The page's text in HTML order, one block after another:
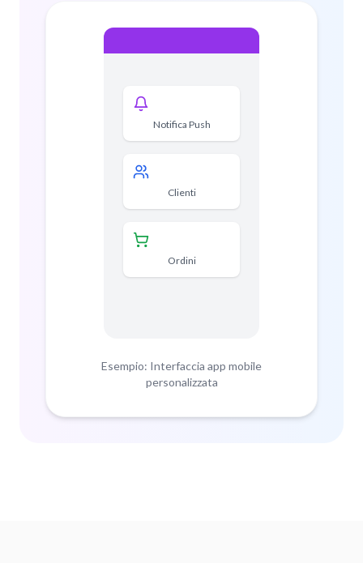
Notifica Push
Clienti
Ordini
Esempio: Interfaccia app mobile
personalizzata